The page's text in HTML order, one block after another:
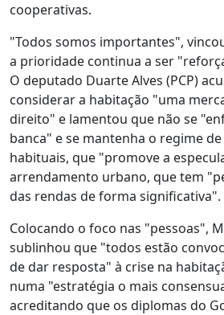
cooperativas.
"Todos somos importantes",
a prioridade continua a ser
O deputado Duarte Alves (PCP)
considerar a habitação "uma
direito" e lamentou que não se
banca" e se mantenha o regime
habituais, que "promove a
arrendamento urbano, que tem
das rendas de forma significativa".
Colocando o foco nas "pessoas",
sublinhou que "todos estão
de dar resposta" à crise na
numa "estratégia o mais
acreditando que os diplomas do